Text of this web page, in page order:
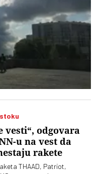
vesti“, odgovara
u na vest da
rakete
THAAD, Patriot,